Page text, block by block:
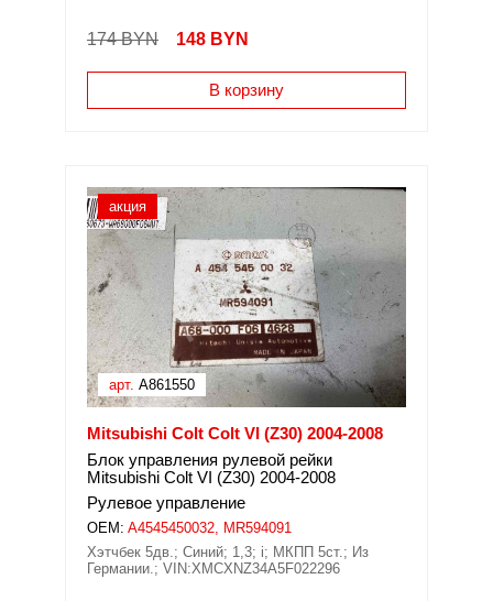
174 BYN 148 BYN
В корзину
акция
арт. A861550
Mitsubishi Colt Colt VI (Z30) 2004-2008
Блок управления рулевой рейки
Mitsubishi Colt VI (Z30) 2004-2008
Рулевое управление
OEM: A4545450032, MR594091
Хэтчбек 5дв.; Синий; 1,3; i; МКПП 5ст.; Из
Германии.; VIN:XMCXNZ34A5F022296